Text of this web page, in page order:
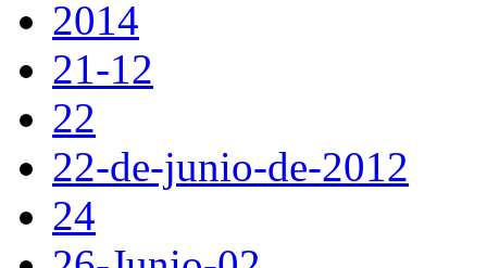
2014
21-12
22
22-de-junio-de-2012
24